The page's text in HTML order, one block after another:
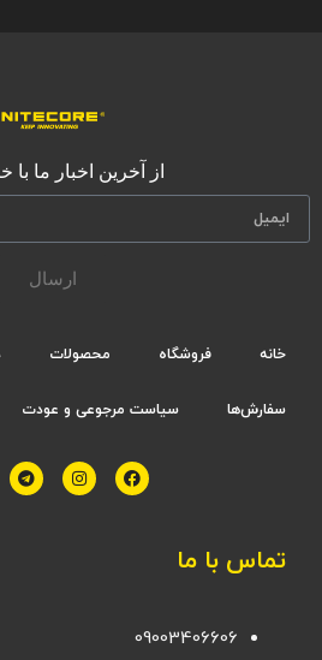
از آخرین اخبار ما با
ارسال
خانه فروشگاه محصولات
سفارش‌ها سیاست مرجوعی و عودت
تماس با ما
09003406606